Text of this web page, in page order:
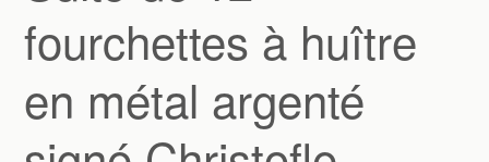
fourchettes à huître
en métal argenté